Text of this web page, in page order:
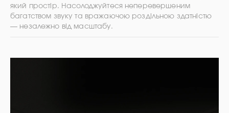
який простір. Насолоджуйтеся неперевершеним
багатством звуку та вражаючою роздільною здатністю
— незалежно від масштабу.